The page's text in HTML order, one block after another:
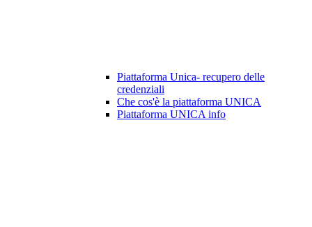
Piattaforma Unica- recupero delle
credenziali
Che cos'è la piattaforma UNICA
Piattaforma UNICA info